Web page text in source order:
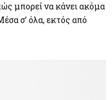
μπορεί να κάνει ακόμα
σ’ όλα, εκτός από